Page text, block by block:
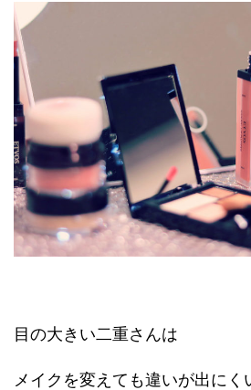
目の大きい二重さんは
メイクを変えても違いが出にく